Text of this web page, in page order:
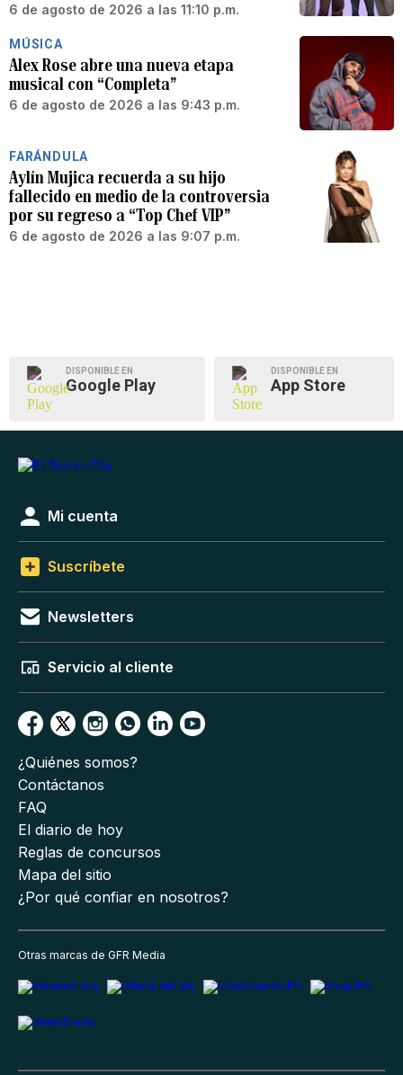
6 de agosto de 2026 a las 11:10 p.m.
MÚSICA
Alex Rose abre una nueva etapa
musical con “Completa”
6 de agosto de 2026 a las 9:43 p.m.
FARÁNDULA
Aylín Mujica recuerda a su hijo
fallecido en medio de la controversia
por su regreso a “Top Chef VIP”
6 de agosto de 2026 a las 9:07 p.m.
DISPONIBLE EN
Google Play
DISPONIBLE EN
App Store
Mi cuenta
Suscríbete
Newsletters
Servicio al cliente
¿Quiénes somos?
Contáctanos
FAQ
El diario de hoy
Reglas de concursos
Mapa del sitio
¿Por qué confiar en nosotros?
Otras marcas de GFR Media